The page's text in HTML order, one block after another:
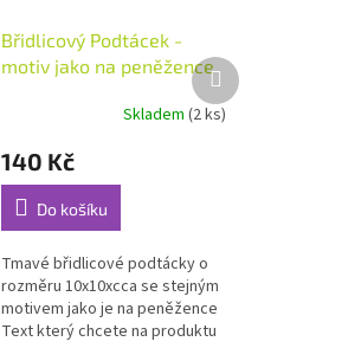
Břidlicový Podtácek -
motiv jako na peněžence
Skladem (2 ks)
140 Kč
Do košíku
Tmavé břidlicové podtácky o
rozměru 10x10xcca se stejným
motivem jako je na peněžence
Text který chcete na produktu
Další
produkt